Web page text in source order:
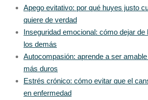
Apego evitativo: por qué huyes justo
quiere de verdad
Inseguridad emocional: cómo dejar
los demás
Autocompasión: aprende a ser
más duros
Estrés crónico: cómo evitar que el
en enfermedad